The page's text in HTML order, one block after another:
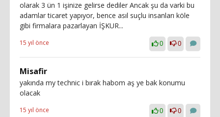
olarak 3 ün 1 işinize gelirse dediler Ancak şu da varki bu
adamlar ticaret yapıyor, bence asıl suçlu insanları köle
gibi firmalara pazarlayan İŞKUR...
15 yıl önce 0 0
Misafir
yakında my technic i bırak habom aş ye bak konumu
olacak
15 yıl önce 0 0